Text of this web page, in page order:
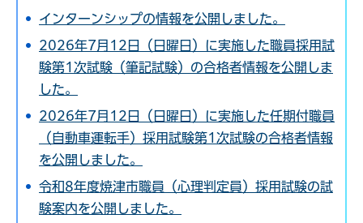
インターンシップの情報を公開しました。
2026年7月12日（日曜日）に実施した職員採用試
験第1次試験（筆記試験）の合格者情報を公開しま
した。
2026年7月12日（日曜日）に実施した任期付職員
（自動車運転手）採用試験第1次試験の合格者情報
を公開しました。
令和8年度焼津市職員（心理判定員）採用試験の試
験案内を公開しました。